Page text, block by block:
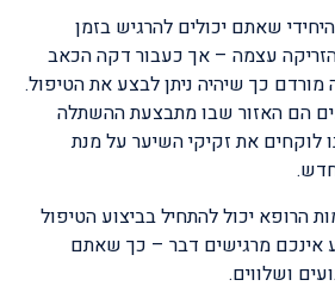
שאתם יכולים להרגיש בזמן
עצמה – אך כעבור דקה הכאב
מורדם כך שיהיה ניתן לבצע את הטיפול.
הם האזור שבו מתבצעת ההשתלה
לוקחים את זקיקי השיער על מנת
הרופא יכול להתחיל בביצוע הטיפול
אינכם מרגישים דבר – כך שאתם
ושלווים.